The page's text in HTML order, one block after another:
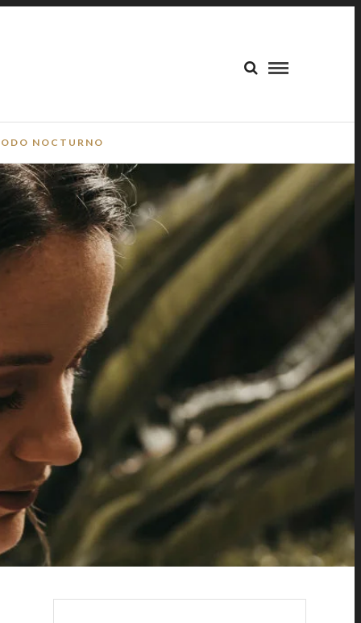
NOCTURNO